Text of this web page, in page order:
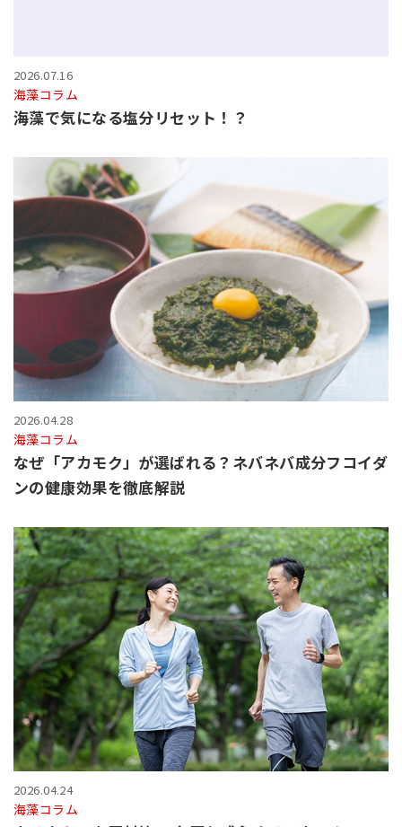
2026.07.16
海藻コラム
海藻で気になる塩分リセット！？
2026.04.28
海藻コラム
なぜ「アカモク」が選ばれる？ネバネバ成分フコイダ
ンの健康効果を徹底解説
2026.04.24
海藻コラム